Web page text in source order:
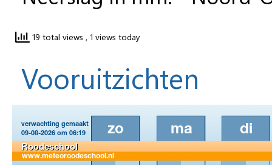
19 total views , 1 views today
Vooruitzichten